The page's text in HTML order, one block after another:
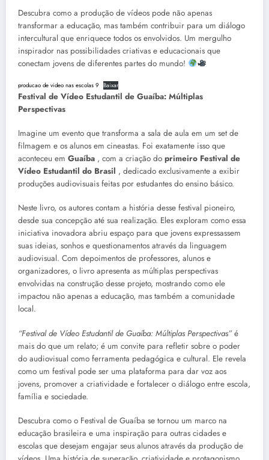
Descubra como a produção de vídeos pode não apenas
transformar a educação, mas também contribuir para um diálogo
intercultural que enriquece todos os envolvidos. Um mergulho
inspirador nas possibilidades criativas e educacionais que
conectam jovens de diferentes partes do mundo!
producao de video nas escolas 9 Baixar
Festival de Vídeo Estudantil de Guaíba: Múltiplas
Perspectivas
Imagine um evento que transforma a sala de aula em um set de
filmagem e os alunos em cineastas. Foi exatamente isso que
aconteceu em Guaíba , com a criação do primeiro Festival de
Vídeo Estudantil do Brasil , dedicado exclusivamente a exibir
produções audiovisuais feitas por estudantes do ensino básico.
Neste livro, os autores contam a história desse festival pioneiro,
desde sua concepção até sua realização. Eles exploram como essa
iniciativa inovadora abriu espaço para que jovens expressassem
suas ideias, sonhos e questionamentos através da linguagem
audiovisual. Com depoimentos de professores, alunos e
organizadores, o livro apresenta as múltiplas perspectivas
envolvidas na construção desse projeto, mostrando como ele
impactou não apenas a educação, mas também a comunidade
local.
“Festival de Vídeo Estudantil de Guaíba: Múltiplas Perspectivas”é
mais do que um relato; é um convite para refletir sobre o poder
do audiovisual como ferramenta pedagógica e cultural. Ele revela
como um festival pode ser uma plataforma para dar voz aos
jovens, promover a criatividade e fortalecer o diálogo entre escola,
família e sociedade.
Descubra como o Festival de Guaíba se tornou um marco na
educação brasileira e uma inspiração para outras cidades e
escolas que desejam engajar seus alunos através da produção de